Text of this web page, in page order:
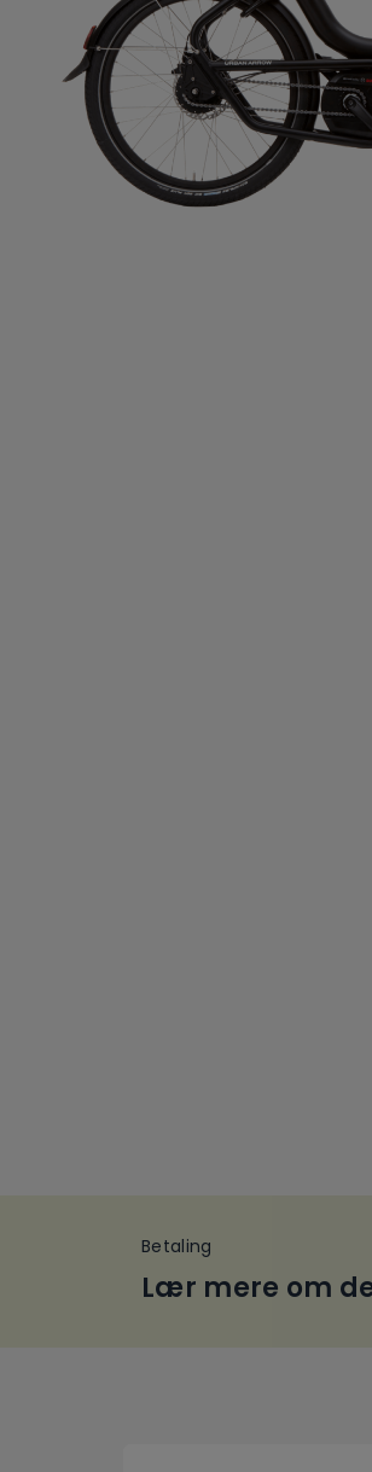
Betaling
Lær mere om